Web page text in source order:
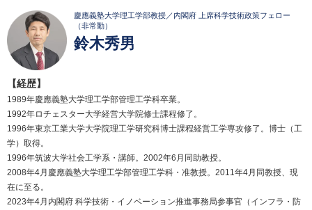
慶應義塾大学理工学部教授／内閣府 上席科学技術政策フェロー
（非常勤）
鈴木秀男
【経歴】
1989年慶應義塾大学理工学部管理工学科卒業。
1992年ロチェスター大学経営大学院修士課程修了。
1996年東京工業大学大学院理工学研究科博士課程経営工学専攻修了。博士（工
学）取得。
1996年筑波大学社会工学系・講師。2002年6月同助教授。
2008年4月慶應義塾大学理工学部管理工学科・准教授。2011年4月同教授、現
在に至る。
2023年4月内閣府 科学技術・イノベーション推進事務局参事官（インフラ・防